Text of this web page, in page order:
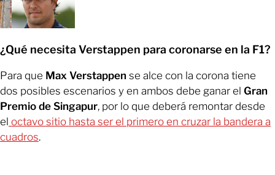
¿Qué necesita Verstappen para coronarse en la F1?
Para que Max Verstappen se alce con la corona tiene
dos posibles escenarios y en ambos debe ganar el Gran
Premio de Singapur, por lo que deberá remontar desde
el octavo sitio hasta ser el primero en cruzar la bandera a
cuadros.